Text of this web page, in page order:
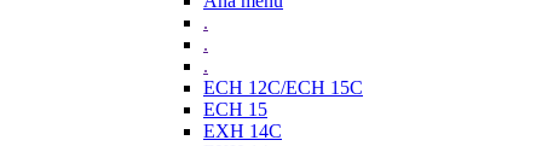
.
.
.
ECH 12C/ECH 15C
ECH 15
EXH 14C